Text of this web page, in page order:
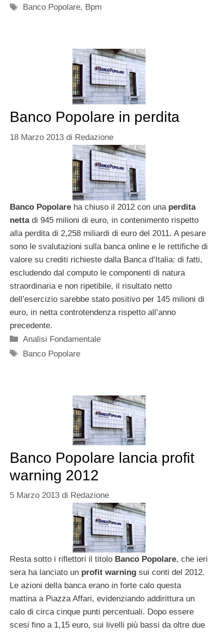
Tag
Banco Popolare, Bpm
Banco Popolare in perdita
18 Marzo 2013 di Redazione
Banco Popolare ha chiuso il 2012 con una perdita
nettadi 945 milioni di euro, in contenimento rispetto
alla perdita di 2,258 miliardi di euro del 2011. A pesare
sono le svalutazioni sulla banca online e le rettifiche di
valore su crediti richieste dalla Banca d’Italia: di fatti,
escludendo dal computo le componenti di natura
straordinaria e non ripetibile, il risultato netto
dell’esercizio sarebbe stato positivo per 145 milioni di
euro, in netta controtendenza rispetto all’anno
precedente.
Categorie
Analisi Fondamentale
Tag
Banco Popolare
Banco Popolare lancia profit
warning 2012
5 Marzo 2013 di Redazione
Resta sotto i riflettori il titolo Banco Popolare, che ieri
sera ha lanciato un profit warning sui conti del 2012.
Le azioni della banca erano in forte calo questa
mattina a Piazza Affari, evidenziando addirittura un
calo di circa cinque punti percentuali. Dopo essere
scesi fino a 1,15 euro, sui livelli più bassi da oltre due